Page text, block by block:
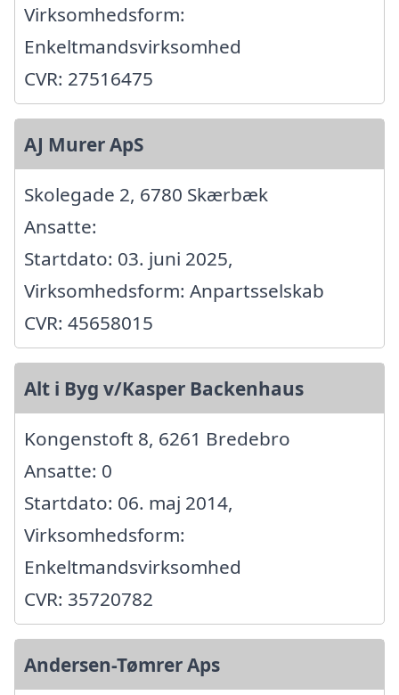
Virksomhedsform:
Enkeltmandsvirksomhed
CVR: 27516475
AJ Murer ApS
Skolegade 2, 6780 Skærbæk
Ansatte:
Startdato: 03. juni 2025,
Virksomhedsform: Anpartsselskab
CVR: 45658015
Alt i Byg v/Kasper Backenhaus
Kongenstoft 8, 6261 Bredebro
Ansatte: 0
Startdato: 06. maj 2014,
Virksomhedsform:
Enkeltmandsvirksomhed
CVR: 35720782
Andersen-Tømrer Aps